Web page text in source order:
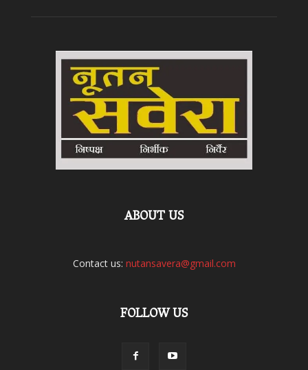
ABOUT US
Contact us: nutansavera@gmail.com
FOLLOW US